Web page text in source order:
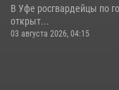
В Уфе росгвардейцы по
открыт...
03 августа 2026, 04:15